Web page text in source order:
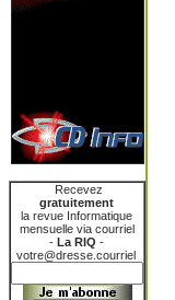
Recevez
gratuitement
la revue Informatique
mensuelle via courriel
-La RIQ -
votre@dresse.courriel